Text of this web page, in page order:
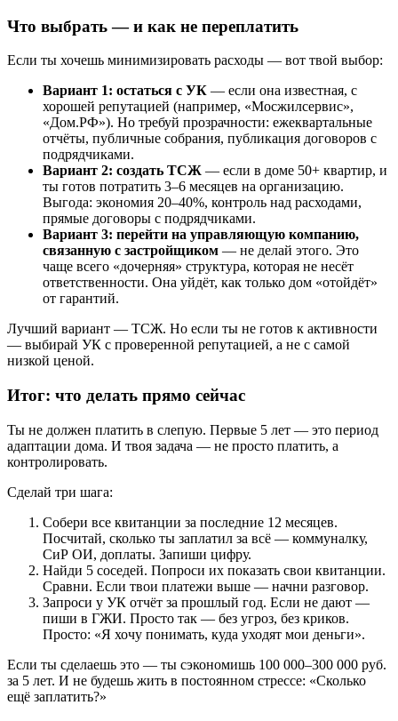
Что выбрать — и как не переплатить
Если ты хочешь минимизировать расходы — вот твой выбор:
Вариант 1: остаться с УК — если она известная, с
хорошей репутацией (например, «Мосжилсервис»,
«Дом.РФ»). Но требуй прозрачности: ежеквартальные
отчёты, публичные собрания, публикация договоров с
подрядчиками.
Вариант 2: создать ТСЖ — если в доме 50+ квартир, и
ты готов потратить 3–6 месяцев на организацию.
Выгода: экономия 20–40%, контроль над расходами,
прямые договоры с подрядчиками.
Вариант 3: перейти на управляющую компанию,
связанную с застройщиком — не делай этого. Это
чаще всего «дочерняя» структура, которая не несёт
ответственности. Она уйдёт, как только дом «отойдёт»
от гарантий.
Лучший вариант — ТСЖ. Но если ты не готов к активности
— выбирай УК с проверенной репутацией, а не с самой
низкой ценой.
Итог: что делать прямо сейчас
Ты не должен платить в слепую. Первые 5 лет — это период
адаптации дома. И твоя задача — не просто платить, а
контролировать.
Сделай три шага:
Собери все квитанции за последние 12 месяцев.
Посчитай, сколько ты заплатил за всё — коммуналку,
СиР ОИ, доплаты. Запиши цифру.
Найди 5 соседей. Попроси их показать свои квитанции.
Сравни. Если твои платежи выше — начни разговор.
Запроси у УК отчёт за прошлый год. Если не дают —
пиши в ГЖИ. Просто так — без угроз, без криков.
Просто: «Я хочу понимать, куда уходят мои деньги».
Если ты сделаешь это — ты сэкономишь 100 000–300 000 руб.
за 5 лет. И не будешь жить в постоянном стрессе: «Сколько
ещё заплатить?»